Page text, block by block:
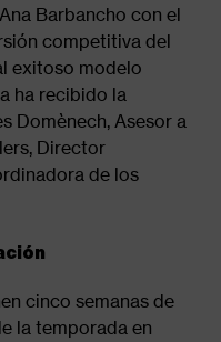
Barbancho con el
competitiva del
exitoso modelo
ha recibido la
Domènech, Asesor a
Director
de los
cinco semanas de
la temporada en